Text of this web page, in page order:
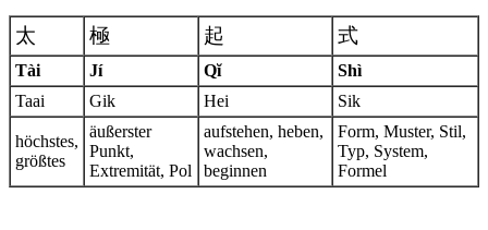
太 極 起 式
Tài Jí Qĭ
Shì
Taai
Gik Hei Sik
höchstes,
größtes
äußerster
Punkt,
Extremität, Pol
aufstehen, heben,
wachsen,
beginnen
Form, Muster, Stil,
Typ, System,
Formel